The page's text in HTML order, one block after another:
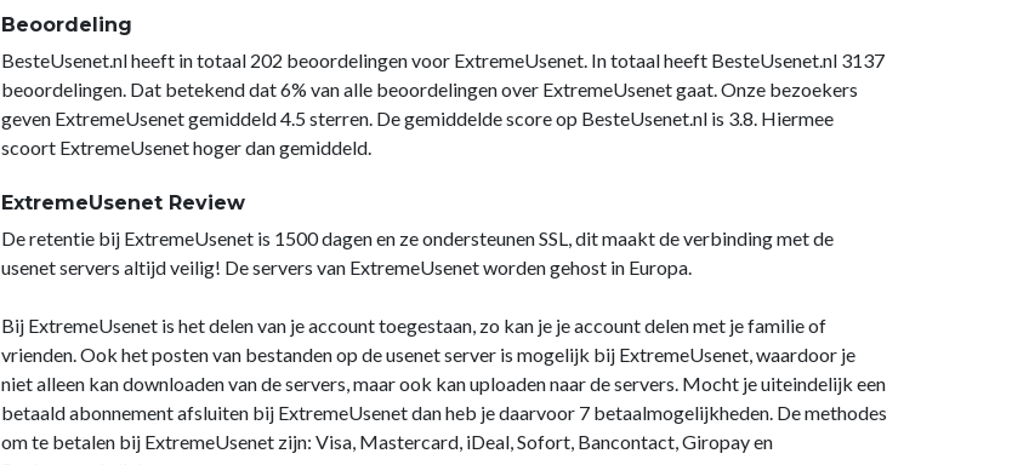
Beoordeling
BesteUsenet.nl heeft in totaal 202 beoordelingen voor ExtremeUsenet. In totaal heeft BesteUsenet.nl 3137
beoordelingen. Dat betekend dat 6% van alle beoordelingen over ExtremeUsenet gaat. Onze bezoekers
geven ExtremeUsenet gemiddeld 4.5 sterren. De gemiddelde score op BesteUsenet.nl is 3.8. Hiermee
scoort ExtremeUsenet hoger dan gemiddeld.
ExtremeUsenet Review
De retentie bij ExtremeUsenet is 1500 dagen en ze ondersteunen SSL, dit maakt de verbinding met de
usenet servers altijd veilig! De servers van ExtremeUsenet worden gehost in Europa.
Bij ExtremeUsenet is het delen van je account toegestaan, zo kan je je account delen met je familie of
vrienden. Ook het posten van bestanden op de usenet server is mogelijk bij ExtremeUsenet, waardoor je
niet alleen kan downloaden van de servers, maar ook kan uploaden naar de servers. Mocht je uiteindelijk een
betaald abonnement afsluiten bij ExtremeUsenet dan heb je daarvoor 7 betaalmogelijkheden. De methodes
om te betalen bij ExtremeUsenet zijn: Visa, Mastercard, iDeal, Sofort, Bancontact, Giropay en